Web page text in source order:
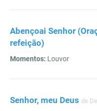
Abençoai Senhor
refeição)
Momentos: Louvor
Senhor, meu Deus de